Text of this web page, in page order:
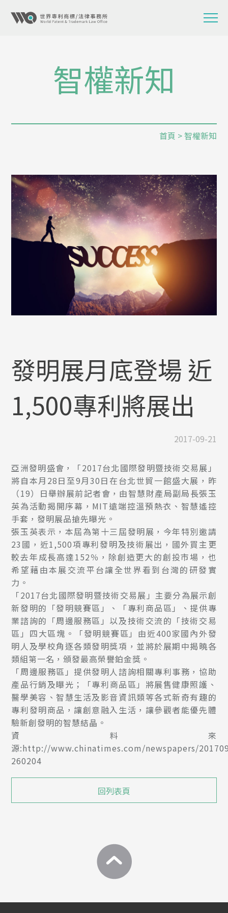
智權新知
首頁 > 智權新知
發明展月底登場 近
1,500專利將展出
2017-09-21
亞洲發明盛會，「2017台北國際發明暨技術交易展」
將自本月28日至9月30日在台北世貿一館盛大展，昨
（19）日舉辦展前記者會，由智慧財產局副局長張玉
英為活動揭開序幕，MIT遠端控溫預熱衣、智慧遙控
手套，發明展品搶先曝光。
張玉英表示，本屆為第十三屆發明展，今年特別邀請
23國，近1,500項專利發明及技術展出，國外買主更
較去年成長高達152％，除創造更大的創投市場，也
希望藉由本展交流平台讓全世界看到台灣的研發實
力。
「2017台北國際發明暨技術交易展」主要分為展示創
新發明的「發明競賽區」、「專利商品區」、提供專
業諮詢的「周邊服務區」以及技術交流的「技術交易
區」四大區塊。「發明競賽區」由近400家國內外發
明人及學校角逐各類發明獎項，並將於展期中揭曉各
類組第一名，頒發最高榮譽鉑金獎。
「周邊服務區」提供發明人諮詢相關專利事務，協助
產品行銷及曝光；「專利商品區」將展售健康照護、
醫學美容、智慧生活及影音資訊類等各式新奇有趣的
專利發明商品，讓創意融入生活，讓參觀者能優先體
驗新創發明的智慧結晶。
資料來
源:http://www.chinatimes.com/newspapers/
260204
回列表頁